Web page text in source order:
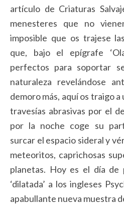
artículo de Criaturas
menesteres que no
imposible que os trajese
que, bajo el epígrafe
perfectos para soportar
naturaleza revelándose
demoro más, aquí os traigo
travesías abrasivas por el
por la noche coge su
surcar el espacio sideral y
meteoritos, caprichosas
planetas. Hoy es el día de
‘dilatada’ a los ingleses
apabullante nueva muestra